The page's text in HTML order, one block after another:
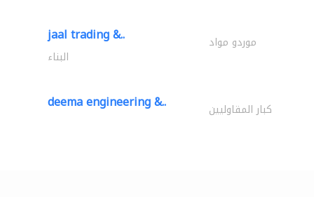
jaal trading &.. موردو مواد
البناء
deema engineering &.. كبار المقاوليين